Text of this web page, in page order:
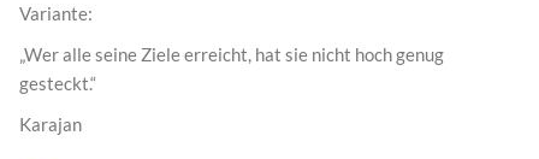
Variante:
„Wer alle seine Ziele erreicht, hat sie nicht hoch genug
gesteckt.“
Karajan